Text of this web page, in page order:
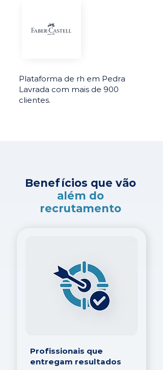
Plataforma de rh em Pedra
Lavrada com mais de 900
clientes.
Benefícios que vão
além do
recrutamento
Profissionais que
entregam resultados